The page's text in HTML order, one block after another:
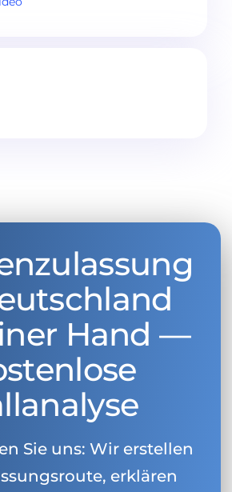
Hand —
Sie uns: Wir erstellen
erklären